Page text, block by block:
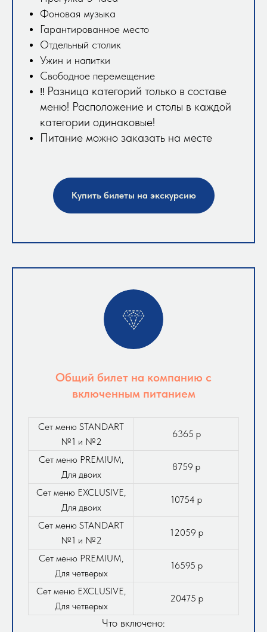
Фоновая музыка
Гарантированное место
Отдельный столик
Ужин и напитки
Свободное перемещение
‼️ Разница категорий только в составе
меню! Расположение и столы в каждой
категории одинаковые!
Питание можно заказать на месте
Купить билеты на экскурсию
Общий билет на компанию с
включенным питанием
Сет меню STANDART
№1 и №2
6365 р
Сет меню PREMIUM,
Для двоих
8759 р
Сет меню EXCLUSIVE,
Для двоих
10754 р
Сет меню STANDART
№1 и №2
12059 р
Сет меню PREMIUM,
Для четверых
16595 р
Сет меню EXCLUSIVE,
Для четверых
20475 р
Что включено: